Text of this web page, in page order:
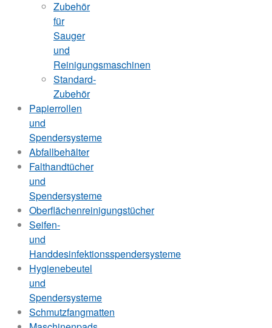
Zubehör
für
Sauger
und
Reinigungsmaschinen
Standard-
Zubehör
Papierrollen
und
Spendersysteme
Abfallbehälter
Falthandtücher
und
Spendersysteme
Oberflächenreinigungstücher
Seifen-
und
Handdesinfektionsspendersysteme
Hygienebeutel
und
Spendersysteme
Schmutzfangmatten